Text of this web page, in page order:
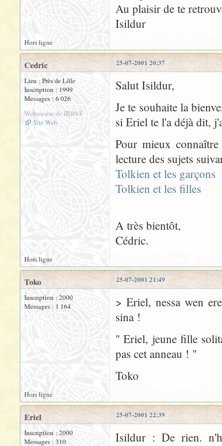
Au plaisir de te
Isildur
Hors ligne
25-07-2001 20:37
Cedric
Lieu : Près de Lille
Inscription : 1999
Messages : 6 026
Webmestre de JRRVF
Site Web
Salut Isildur,
Je te souhaite la
si Eriel te l'a déjà dit,
Pour mieux
lecture des sujets
Tolkien et les garçons
Tolkien et les filles
A très bientôt,
Cédric.
Hors ligne
25-07-2001 21:49
Toko
Inscription : 2000
Messages : 1 164
> Eriel, nessa wen
sina !
" Eriel, jeune fille
pas cet anneau ! "
Toko
Hors ligne
25-07-2001 22:39
Eriel
Inscription : 2000
Messages : 310
Isildur : De rien.